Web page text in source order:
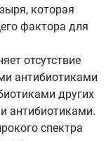
которая
фактора для
отсутствие
антибиотиками
других
антибиотиками.
спектра